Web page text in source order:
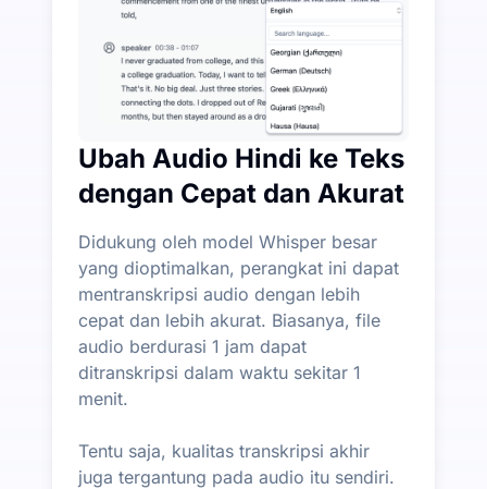
Ubah Audio Hindi ke Teks
dengan Cepat dan Akurat
Didukung oleh model Whisper besar
yang dioptimalkan, perangkat ini dapat
mentranskripsi audio dengan lebih
cepat dan lebih akurat. Biasanya, file
audio berdurasi 1 jam dapat
ditranskripsi dalam waktu sekitar 1
menit.
Tentu saja, kualitas transkripsi akhir
juga tergantung pada audio itu sendiri.